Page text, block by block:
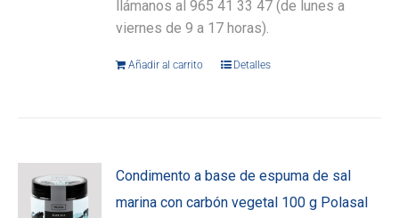
llámanos al 965 41 33 47 (de lunes a
viernes de 9 a 17 horas).
Añadir al carrito Detalles
Condimento a base de espuma de sal
marina con carbón vegetal 100 g Polasal